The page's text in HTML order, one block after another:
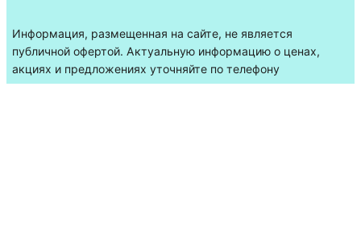
Информация, размещенная на сайте, не является
публичной офертой. Актуальную информацию о ценах,
акциях и предложениях уточняйте по телефону